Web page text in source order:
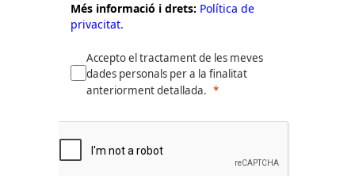
Més informació i drets: Política de
privacitat.
Accepto el tractament de les meves
dades personals per a la finalitat
anteriorment detallada.